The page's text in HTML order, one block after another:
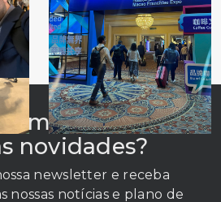
a par das
novidades?
newsletter e receba
nossas notícias e plano de